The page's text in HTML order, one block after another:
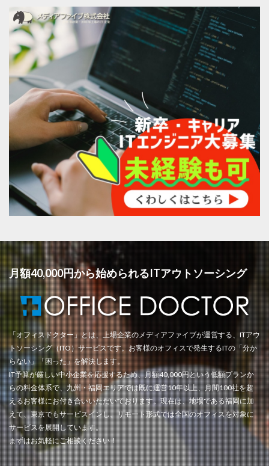
月額40,000円から始められるITアウトソーシング
「オフィスドクター」とは、上場企業のメディアファイブが運営する、ITアウ
トソーシング（ITO）サービスです。お客様のオフィスで発生するITの「分か
らない」「困った」を解決します。
IT予算が厳しい中小企業を応援するため、月額40,000円という低額プランか
らの料金体系で、九州・福岡エリアでは既に運営10年以上、月間100社を超
えるお客様にお付き合いいただいております。現在は、地場である福岡に加
えて、東京でもサービスインし、リモート形式では全国のオフィスを対象に
サービスを展開しています。
まずはお気軽にご相談ください！